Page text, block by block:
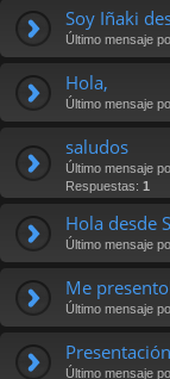
Soy Iñaki
Último mensaje
Hola,
Último mensaje
saludos
Último mensaje
Respuestas: 1
Hola desde
Último mensaje
Me
Último mensaje
Último mensaje